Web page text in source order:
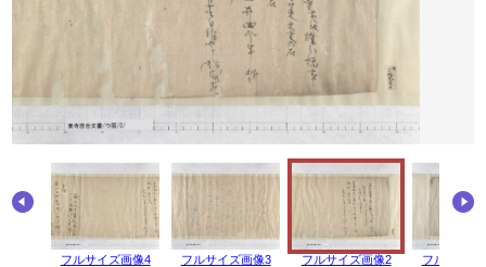
フルサイズ画像4 フルサイズ画像3 フルサイズ画像2 フルサイズ